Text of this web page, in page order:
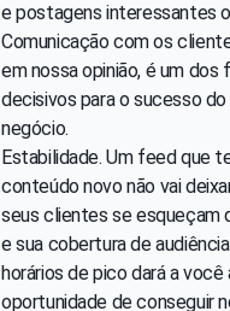
e postagens interessantes
Comunicação com os
em nossa opinião, é um dos
decisivos para o sucesso do
negócio.
Estabilidade. Um feed que
conteúdo novo não vai
seus clientes se esqueçam
e sua cobertura de
horários de pico dará a você
oportunidade de conseguir